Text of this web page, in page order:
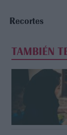
Recortes
TAMBIÉN